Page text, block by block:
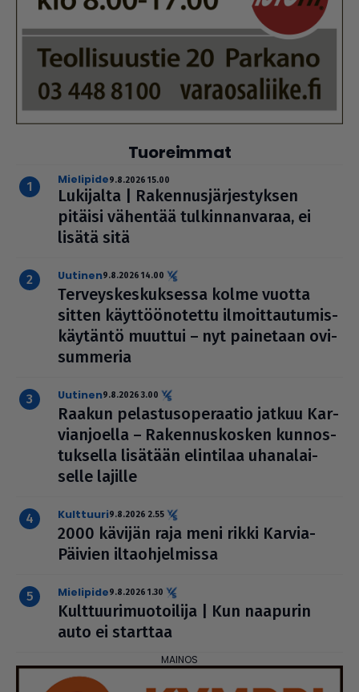
Tuoreimmat
mielipide9.8.2026 15.00
Lukijalta | Raken­nus­jär­jes­tyk­sen
pitäisi vähentää tul­kin­nan­va­raa, ei
lisätä sitä
uutinen9.8.2026 14.00
Ter­veys­kes­kuk­sessa kolme vuotta
sitten käyt­töö­no­tettu ilmoit­tau­tu­mis­
käy­täntö muuttui – nyt painetaan ovi­
sum­me­ria
uutinen9.8.2026 3.00
Raakun pelas­tu­so­pe­raa­tio jatkuu Kar­
vi­an­jo­ella – Raken­nus­kos­ken kun­nos­
tuk­sella lisätään elintilaa uha­na­lai­
selle lajille
kulttuuri9.8.2026 2.55
2000 kävijän raja meni rikki Karvia-
Päivien ilta­oh­jel­missa
mielipide9.8.2026 1.30
Kult­tuu­ri­muo­toi­lija | Kun naapurin
auto ei starttaa